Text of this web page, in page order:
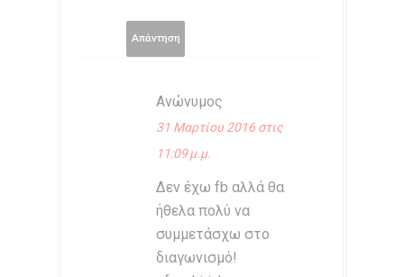
Απάντηση
Ανώνυμος
31 Μαρτίου 2016 στις
11:09 μ.μ.
Δεν έχω fb αλλά θα
ήθελα πολύ να
συμμετάσχω στο
διαγωνισμό!